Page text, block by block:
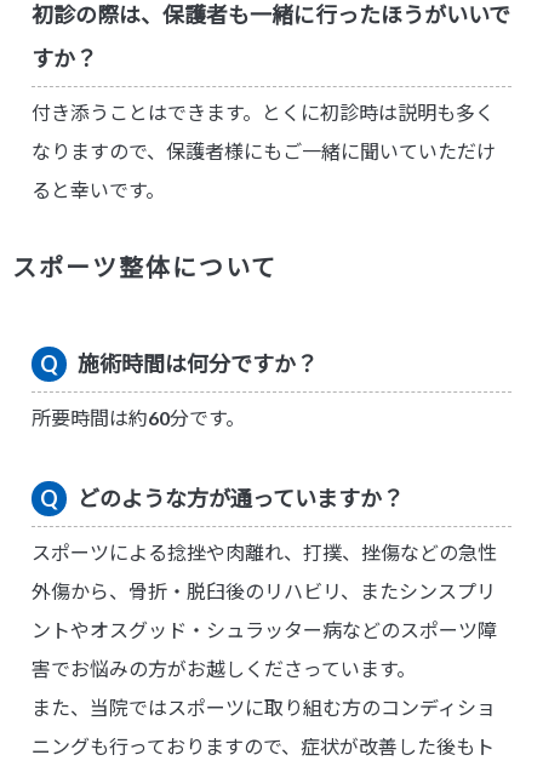
初診の際は、保護者も一緒に行ったほうがいいで
すか？
付き添うことはできます。とくに初診時は説明も多く
なりますので、保護者様にもご一緒に聞いていただけ
ると幸いです。
スポーツ整体について
施術時間は何分ですか？
所要時間は約60分です。
どのような方が通っていますか？
スポーツによる捻挫や肉離れ、打撲、挫傷などの急性
外傷から、骨折・脱臼後のリハビリ、またシンスプリ
ントやオスグッド・シュラッター病などのスポーツ障
害でお悩みの方がお越しくださっています。
また、当院ではスポーツに取り組む方のコンディショ
ニングも行っておりますので、症状が改善した後もト